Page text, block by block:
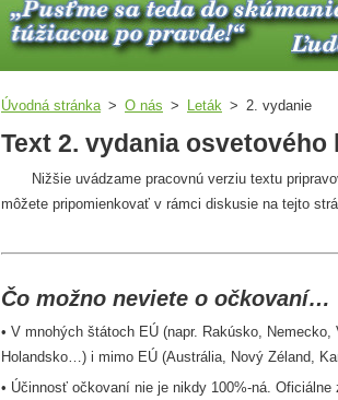
Úvodná stránka > O nás > Leták > 2. vydanie
Text 2. vydania
Nižšie uvádzame pracovnú verziu textu
môžete pripomienkovať v rámci diskusie na tejto
Čo možno neviete o očkovaní…
• V mnohých štátoch EÚ (napr. Rakúsko,
Holandsko…) i mimo EÚ (Austrália, Nový Zéland,
• Účinnosť očkovaní nie je nikdy 100%-ná.